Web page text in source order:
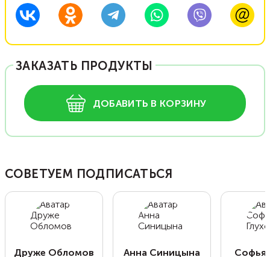
ЗАКАЗАТЬ ПРОДУКТЫ
ДОБАВИТЬ В КОРЗИНУ
СОВЕТУЕМ ПОДПИСАТЬСЯ
Друже Обломов Анна Синицына Софья